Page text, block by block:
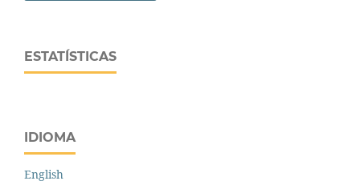
ESTATÍSTICAS
IDIOMA
English